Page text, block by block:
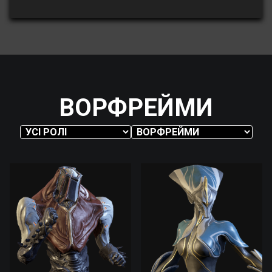
ВОРФРЕЙМИ